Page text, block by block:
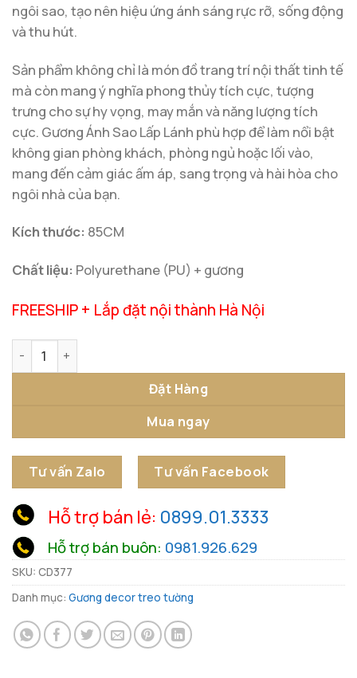
ngôi sao, tạo nên hiệu ứng ánh sáng rực rỡ, sống động
và thu hút.
Sản phẩm không chỉ là món đồ trang trí nội thất tinh tế
mà còn mang ý nghĩa phong thủy tích cực, tượng
trưng cho sự hy vọng, may mắn và năng lượng tích
cực. Gương Ánh Sao Lấp Lánh phù hợp để làm nổi bật
không gian phòng khách, phòng ngủ hoặc lối vào,
mang đến cảm giác ấm áp, sang trọng và hài hòa cho
ngôi nhà của bạn.
Kích thước: 85CM
Chất liệu: Polyurethane (PU) + gương
FREESHIP + Lắp đặt nội thành Hà Nội
Gương Treo Tường Ánh Sao Lấp Lánh số lượng
Đặt Hàng
Mua ngay
Tư vấn Zalo Tư vấn Facebook
Hỗ trợ bán lẻ: 0899.01.3333
Hỗ trợ bán buôn: 0981.926.629
SKU: CD377
Danh mục: Gương decor treo tường